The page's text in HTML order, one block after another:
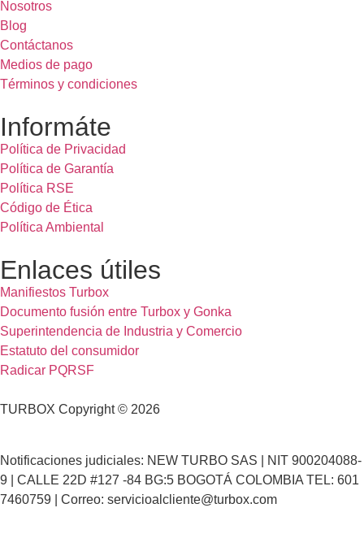
Nosotros
Blog
Contáctanos
Medios de pago
Términos y condiciones
Informáte
Política de Privacidad
Política de Garantía
Política RSE
Código de Ética
Política Ambiental
Enlaces útiles
Manifiestos Turbox
Documento fusión entre Turbox y Gonka
Superintendencia de Industria y Comercio
Estatuto del consumidor
Radicar PQRSF
TURBOX Copyright © 2026
Notificaciones judiciales: NEW TURBO SAS | NIT 900204088-
9 | CALLE 22D #127 -84 BG:5 BOGOTÁ COLOMBIA TEL: 601
7460759 | Correo: servicioalcliente@turbox.com